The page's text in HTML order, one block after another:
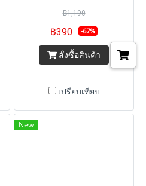
I369M [มี 2 สี สีฟ้า สีแดง] / รับ
ประกัน 2 ปี พร้อมมี มอก.
฿1,190
฿390 -67%
สั่งซื้อสินค้า
เปรียบเทียบ
New